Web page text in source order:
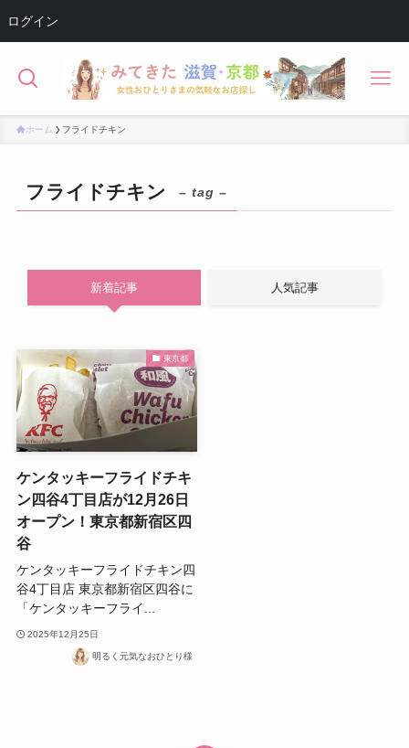
ログイン
ホーム フライドチキン
フライドチキン – tag –
新着記事 人気記事
東京都
ケンタッキーフライドチキ
ン四谷4丁目店が12月26日
オープン！東京都新宿区四
谷
ケンタッキーフライドチキン四
谷4丁目店 東京都新宿区四谷に
「ケンタッキーフライ...
2025年12月25日
明るく元気なおひとり様